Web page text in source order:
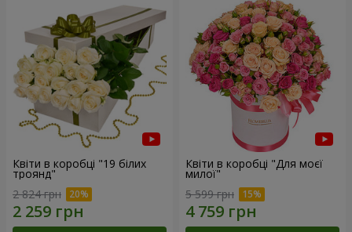
Квіти в коробці "19 білих
троянд"
2 824 грн
Квіти в коробці "Для моєї
милої"
5 599 грн